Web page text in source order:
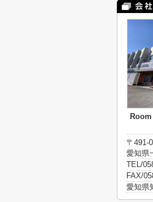
〒491-
愛知県
TEL/
FAX/
愛知県